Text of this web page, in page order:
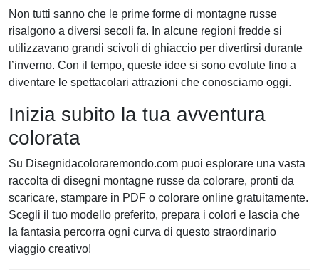
Non tutti sanno che le prime forme di montagne russe
risalgono a diversi secoli fa. In alcune regioni fredde si
utilizzavano grandi scivoli di ghiaccio per divertirsi durante
l’inverno. Con il tempo, queste idee si sono evolute fino a
diventare le spettacolari attrazioni che conosciamo oggi.
Inizia subito la tua avventura
colorata
Su Disegnidacoloraremondo.com puoi esplorare una vasta
raccolta di disegni montagne russe da colorare, pronti da
scaricare, stampare in PDF o colorare online gratuitamente.
Scegli il tuo modello preferito, prepara i colori e lascia che
la fantasia percorra ogni curva di questo straordinario
viaggio creativo!